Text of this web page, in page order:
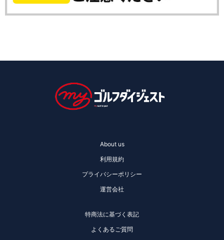
About us
利用規約
プライバシーポリシー
運営会社
特商法に基づく表記
よくあるご質問